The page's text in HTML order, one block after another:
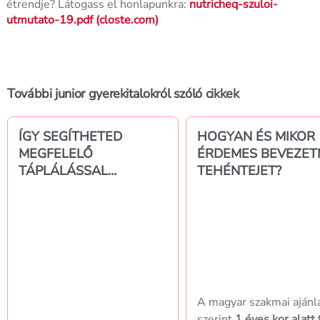
étrendje? Látogass el honlapunkra: nutricheq-szuloi-
utmutato-19.pdf (closte.com)
További junior gyerekitalokról szóló cikkek
ÍGY SEGÍTHETED
MEGFELELŐ
TÁPLÁLÁSSAL
HOGYAN ÉS MIKOR
ÉRDEMES
TEHÉNTEJET?
A magyar szakmai